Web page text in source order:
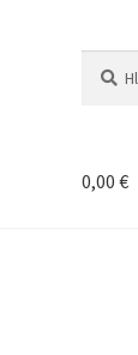
0,00 €